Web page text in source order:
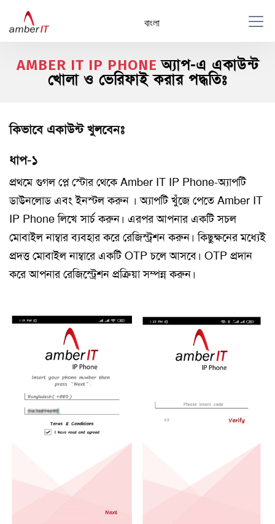
বাংলা
AMBER IT IP PHONEঅ্যাপ-এ একাউন্ট
খোলা ও ভেরিফাই করার পদ্ধতিঃ
কিভাবে একাউন্ট খুলবেনঃ
ধাপ-১
প্রথমে গুগল প্লে স্টোর থেকে Amber IT IP Phone-অ্যাপটি
ডাউনলোড এবং ইনস্টল করুন । অ্যাপটি খুঁজে পেতে Amber IT
IP Phone লিখে সার্চ করুন। এরপর আপনার একটি সচল
মোবাইল নাম্বার ব্যবহার করে রেজিস্ট্রশন করুন। কিছুক্ষনের মধ্যেই
প্রদত্ত মোবাইল নাম্বারে একটি OTP চলে আসবে। OTP প্রদান
করে আপনার রেজিস্ট্রেশন প্রক্রিয়া সম্পন্ন করুন।